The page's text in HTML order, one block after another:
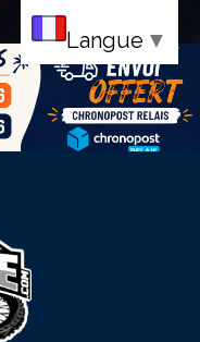
Langue ▼